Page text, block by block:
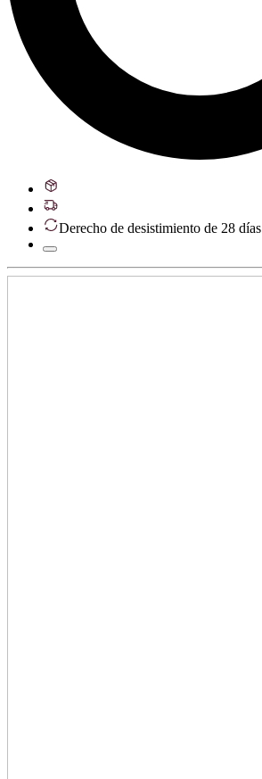
Derecho de desistimiento de 28 días